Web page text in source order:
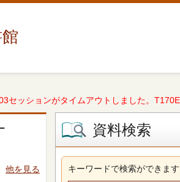
セッションがタイムアウトしました。
他を見る
資料検索
キーワードで検索ができます